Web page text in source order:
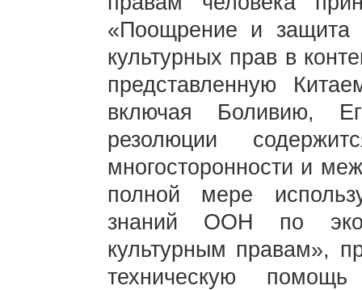
«Поощрение и защита
культурных прав в
представленную
включая Боливию,
резолюции
многосторонности и
полной мере
знаний ООН по
культурным правам»,
техническую